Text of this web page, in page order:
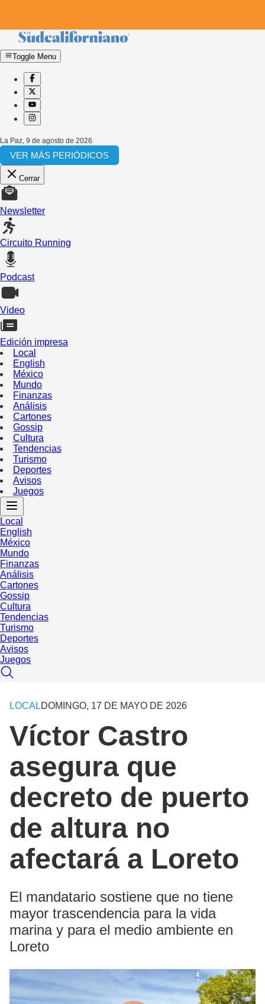
Toggle Menu
La Paz 9 de agosto de 2026
VER MÁS PERIÓDICOS
Cerrar
Newsletter
Circuito Running
Podcast
Video
Edición impresa
Local
English
México
Mundo
Finanzas
Análisis
Cartones
Gossip
Cultura
Tendencias
Turismo
Deportes
Avisos
Juegos
Local
English
México
Mundo
Finanzas
Análisis
Cartones
Gossip
Cultura
Tendencias
Turismo
Deportes
Avisos
Juegos
LOCALDOMINGO, 17 DE MAYO DE 2026
Víctor Castro
asegura que
decreto de puerto
de altura no
afectará a Loreto
El mandatario sostiene que no tiene
mayor trascendencia para la vida
marina y para el medio ambiente en
Loreto